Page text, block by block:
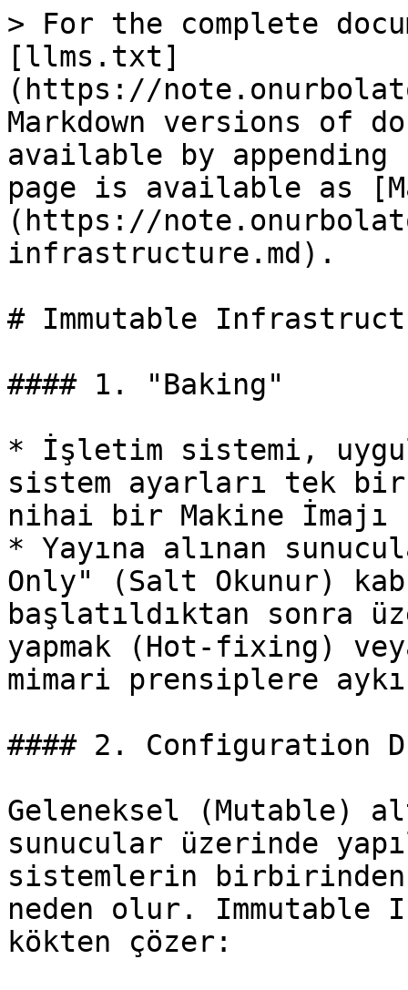
> For the complete
[llms.txt]
(https://
Markdown versions of
available by
page is available as
(https://
infrastructure.md).
# Immutable
#### 1. "Baking"
* İşletim sistemi,
sistem ayarları tek
nihai bir Makine İmajı
* Yayına alınan
Only" (Salt Okunur)
başlatıldıktan sonra
yapmak (Hot-fixing)
mimari prensiplere
#### 2. Configuration
Geleneksel (Mutable)
sunucular üzerinde
sistemlerin
neden olur. Immutable
kökten çözer: